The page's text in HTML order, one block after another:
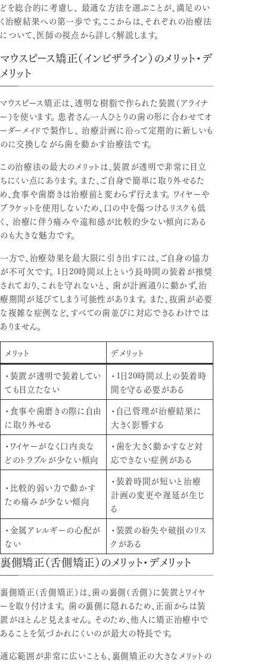
どを総合的に考慮し、 最適な方法を選ぶことが、満足のい
く治療結果への第一歩です。ここからは、それぞれの治療法
について、医師の視点から詳しく解説します。
マウスピース矯正（インビザライン）のメリット・デ
メリット
マウスピース矯正は、透明な樹脂で作られた装置（アライナ
ー）を使います。 患者さん一人ひとりの歯の形に合わせてオ
ーダーメイドで製作し、 治療計画に沿って定期的に新しいも
のに交換しながら歯を動かす治療法です。
この治療法の最大のメリットは、装置が透明で非常に目立
ちにくい点にあります。 また、ご自身で簡単に取り外せるた
め、食事や歯磨きは治療前と変わらず行えます。 ワイヤーや
ブラケットを使用しないため、口の中を傷つけるリスクも低
く、 治療に伴う痛みや違和感が比較的少ない傾向にある
のも大きな魅力です。
一方で、治療効果を最大限に引き出すには、ご自身の協力
が不可欠です。 1日20時間以上という長時間の装着が推奨
されており、これを守れないと、 歯が計画通りに動かず、治
療期間が延びてしまう可能性があります。 また、抜歯が必要
な複雑な症例など、すべての歯並びに対応できるわけでは
ありません。
メリット
デメリット
・装置が透明で装着してい
ても目立たない
・1日20時間以上の装着時
間を守る必要がある
・食事や歯磨きの際に自由
に取り外せる
・自己管理が治療結果に
大きく影響する
・ワイヤーがなく口内炎な
どのトラブルが少ない傾向
・歯を大きく動かすなど対
応できない症例がある
・比較的弱い力で動かす
ため痛みが少ない傾向
・装着時間が短いと治療
計画の変更や遅延が生じ
る
・金属アレルギーの心配が
ない
・装置の紛失や破損のリス
クがある
裏側矯正（舌側矯正）のメリット・デメリット
裏側矯正（舌側矯正）は、歯の裏側（舌側）に装置とワイヤ
ーを取り付けます。 歯の裏側に隠れるため、正面からは装
置がほとんど見えません。 そのため、他人に矯正治療中で
あることを気づかれにくいのが最大の特長です。
適応範囲が非常に広いことも、裏側矯正の大きなメリットの